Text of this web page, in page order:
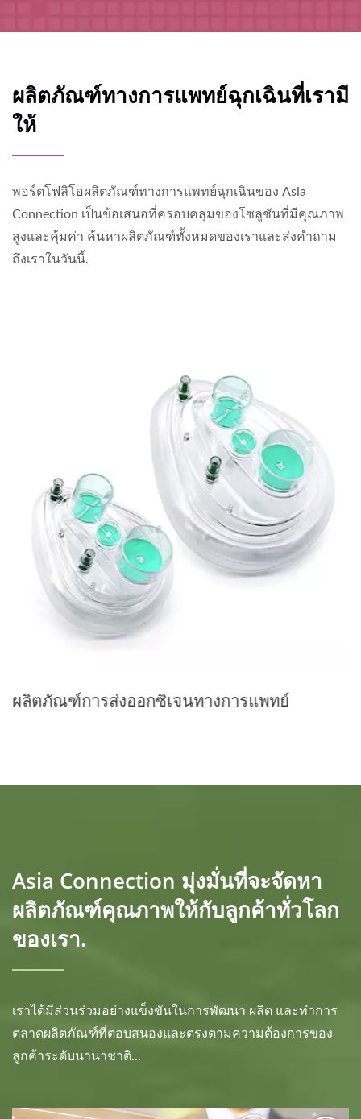
ผลิตภัณฑ์ทางการแพทย์ฉุกเฉินที่เรามี
ให้
พอร์ตโฟลิโอผลิตภัณฑ์ทางการแพทย์ฉุกเฉินของ Asia
Connection เป็นข้อเสนอที่ครอบคลุมของโซลูชันที่มีคุณภาพ
สูงและคุ้มค่า ค้นหาผลิตภัณฑ์ทั้งหมดของเราและส่งคำถาม
ถึงเราในวันนี้.
ผลิตภัณฑ์การส่งออกซิเจนทางการแพทย์
Asia Connection มุ่งมั่นที่จะจัดหา
ผลิตภัณฑ์คุณภาพให้กับลูกค้าทั่วโลก
ของเรา.
เราได้มีส่วนร่วมอย่างแข็งขันในการพัฒนา ผลิต และทำการ
ตลาดผลิตภัณฑ์ที่ตอบสนองและตรงตามความต้องการของ
ลูกค้าระดับนานาชาติ...